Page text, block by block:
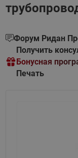
Форум Ридан
Получить
Бонусная
Печать